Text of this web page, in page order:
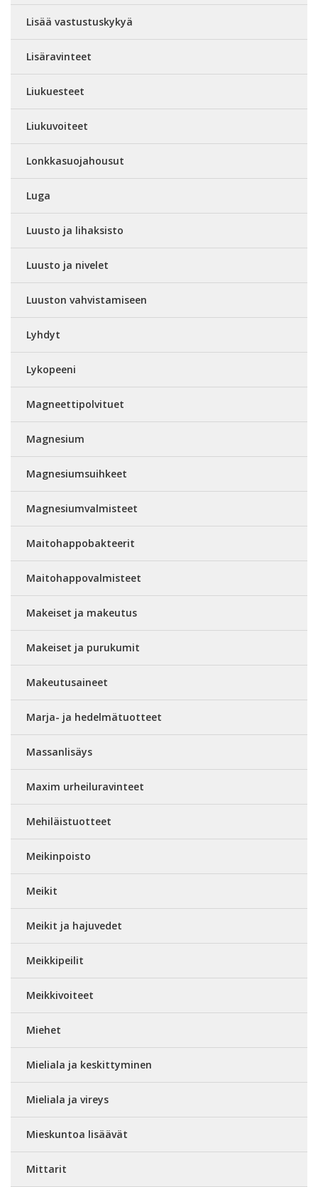
Lisää vastustuskykyä
Lisäravinteet
Liukuesteet
Liukuvoiteet
Lonkkasuojahousut
Luga
Luusto ja lihaksisto
Luusto ja nivelet
Luuston vahvistamiseen
Lyhdyt
Lykopeeni
Magneettipolvituet
Magnesium
Magnesiumsuihkeet
Magnesiumvalmisteet
Maitohappobakteerit
Maitohappovalmisteet
Makeiset ja makeutus
Makeiset ja purukumit
Makeutusaineet
Marja- ja hedelmätuotteet
Massanlisäys
Maxim urheiluravinteet
Mehiläistuotteet
Meikinpoisto
Meikit
Meikit ja hajuvedet
Meikkipeilit
Meikkivoiteet
Miehet
Mieliala ja keskittyminen
Mieliala ja vireys
Mieskuntoa lisäävät
Mittarit